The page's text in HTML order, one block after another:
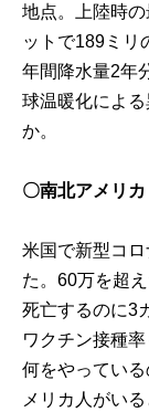
地点。上陸時
ットで189ミリ
年間降水量2年
球温暖化によ
か。
〇南北アメリカ
米国で新型コ
た。60万を超
死亡するのに3
ワクチン接種
何をやってい
メリカ人がい